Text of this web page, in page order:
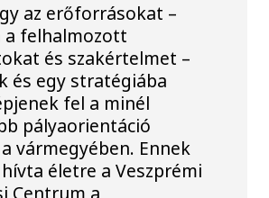
az erőforrásokat –
a felhalmozott
és szakértelmet –
és egy stratégiába
fel a minél
pályaorientáció
vármegyében. Ennek
életre a Veszprémi
Centrum a